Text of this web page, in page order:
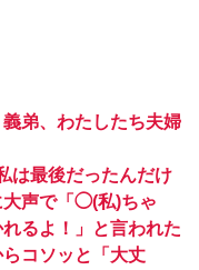
弟、わたしたち夫婦
は最後だったんだけ
大声で「◯(私)ちゃ
るよ！」と言われた
コソッと「大丈